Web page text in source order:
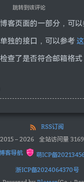
跳转到该评论
客页面的一部分，可以
独的接口，可以参考
查了是否符合邮箱格
RSS订阅
2015– 2026 全站访问量
客导航
萌ICP备
浙ICP备2024064370号